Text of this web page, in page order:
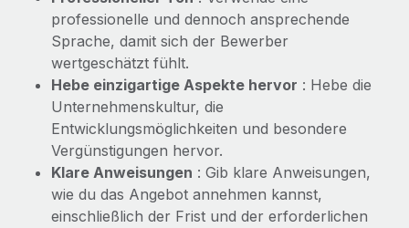
professionelle und dennoch ansprechende
Sprache, damit sich der Bewerber
wertgeschätzt fühlt.
Hebe einzigartige Aspekte hervor : Hebe die
Unternehmenskultur, die
Entwicklungsmöglichkeiten und besondere
Vergünstigungen hervor.
Klare Anweisungen : Gib klare Anweisungen,
wie du das Angebot annehmen kannst,
einschließlich der Frist und der erforderlichen